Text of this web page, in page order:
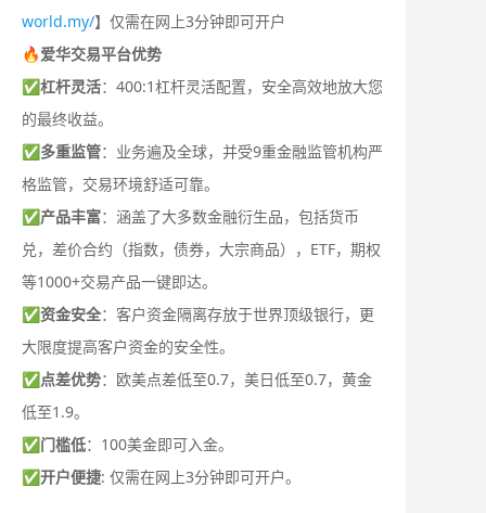
world.my/】仅需在网上3分钟即可开户
🔥爱华交易平台优势
✅杠杆灵活：400:1杠杆灵活配置，安全高效地放大您
的最终收益。
✅多重监管：业务遍及全球，并受9重金融监管机构严
格监管，交易环境舒适可靠。
✅产品丰富：涵盖了大多数金融衍生品，包括货币
兑，差价合约（指数，债券，大宗商品），ETF，期权
等1000+交易产品一键即达。
✅资金安全：客户资金隔离存放于世界顶级银行，更
大限度提高客户资金的安全性。
✅点差优势：欧美点差低至0.7，美日低至0.7，黄金
低至1.9。
✅门槛低：100美金即可入金。
✅开户便捷: 仅需在网上3分钟即可开户。